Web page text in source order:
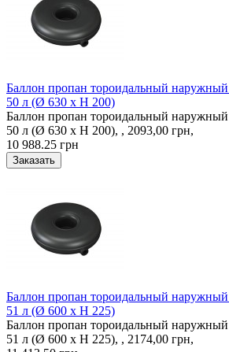
Баллон пропан тороидальный
50 л (Ø 630 х H 200)
Баллон пропан тороидальный
50 л (Ø 630 х H 200), , 2093,00 грн,
10 988.25 грн
Баллон пропан тороидальный
51 л (Ø 600 х H 225)
Баллон пропан тороидальный
51 л (Ø 600 х H 225), , 2174,00 грн,